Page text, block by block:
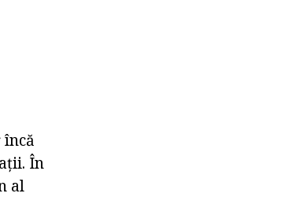
încă
În
al